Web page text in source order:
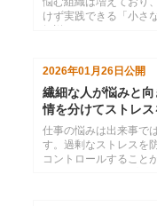
けず実践できる「小さ
2026年01月26日公開
繊細な人が悩みと
情を分けてストレ
仕事の悩みは出来事で
す。過剰なストレスを
コントロールすること